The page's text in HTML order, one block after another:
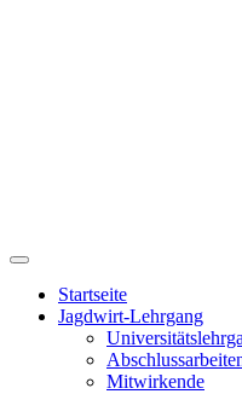
Startseite
Jagdwirt-Lehrgang
Mitwirkende